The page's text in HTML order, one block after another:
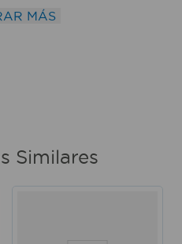
referenciales.
64,5 x 111 x
MÁS
Similares